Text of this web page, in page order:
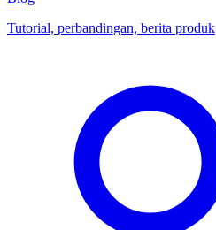
Tutorial, perbandingan, berita produk